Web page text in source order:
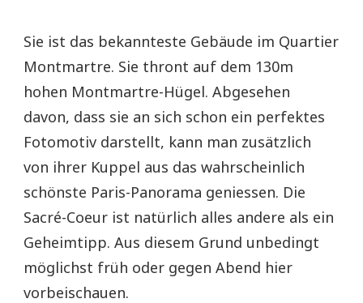
Sie ist das bekannteste Gebäude im Quartier
Montmartre. Sie thront auf dem 130m
hohen Montmartre-Hügel. Abgesehen
davon, dass sie an sich schon ein perfektes
Fotomotiv darstellt, kann man zusätzlich
von ihrer Kuppel aus das wahrscheinlich
schönste Paris-Panorama geniessen. Die
Sacré-Coeur ist natürlich alles andere als ein
Geheimtipp. Aus diesem Grund unbedingt
möglichst früh oder gegen Abend hier
vorbeischauen.